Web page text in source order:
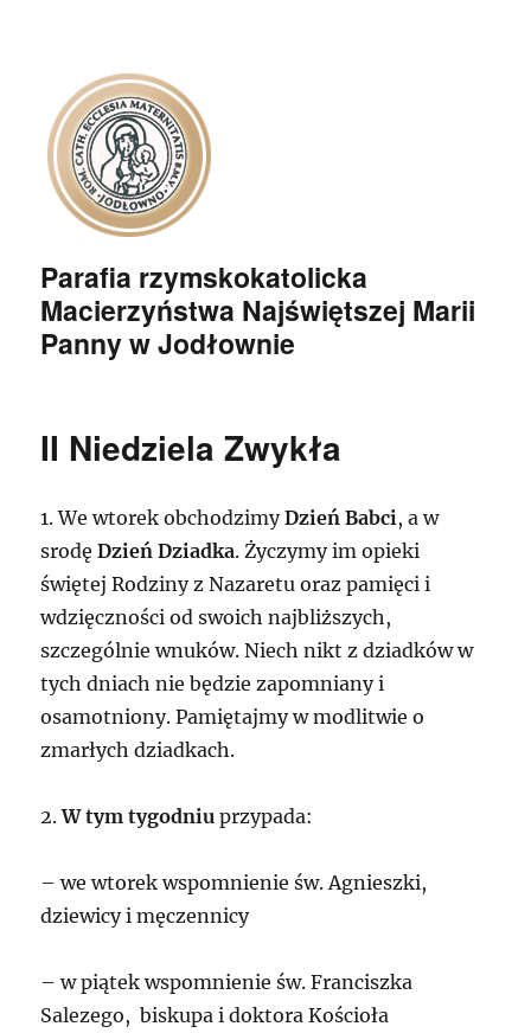
Parafia rzymskokatolicka
Macierzyństwa Najświętszej Marii
Panny w Jodłownie
II Niedziela Zwykła
1. We wtorek obchodzimyDzień Babci, a w
srodęDzień Dziadka. Życzymy im opieki
świętej Rodziny z Nazaretu oraz pamięci i
wdzięczności od swoich najbliższych,
szczególnie wnuków. Niech nikt z dziadków w
tych dniach nie będzie zapomniany i
osamotniony. Pamiętajmy w modlitwie o
zmarłych dziadkach.
2.W tym tygodniu przypada:
– we wtorek wspomnienie św. Agnieszki,
dziewicy i męczennicy
– w piątek wspomnienie św. Franciszka
Salezego, biskupa i doktora Kościoła